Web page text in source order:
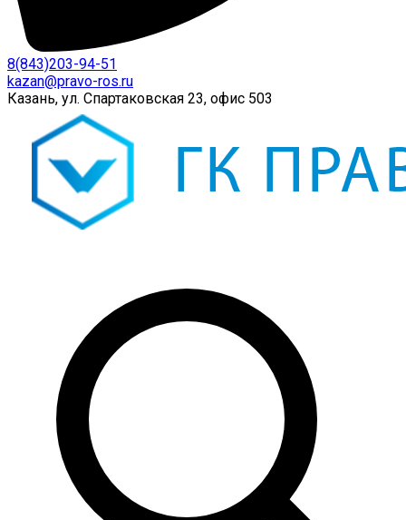
8(843)203-94-51
kazan@pravo-ros.ru
Казань, ул. Спартаковская 23, офис 503